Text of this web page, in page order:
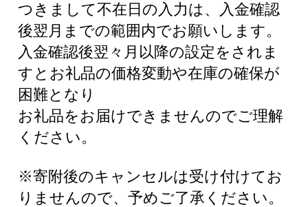
つきまして不在日の入力は、入金確認
後翌月までの範囲内でお願いします。
入金確認後翌々月以降の設定をされま
すとお礼品の価格変動や在庫の確保が
困難となり
お礼品をお届けできませんのでご理解
ください。
※寄附後のキャンセルは受け付けてお
りませんので、予めご了承ください。